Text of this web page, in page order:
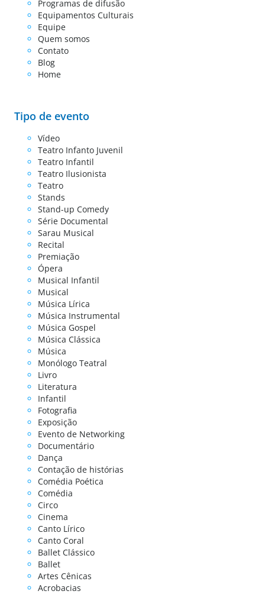
Programas de difusão
Equipamentos Culturais
Equipe
Quem somos
Contato
Blog
Home
Tipo de evento
Vídeo
Teatro Infanto Juvenil
Teatro Infantil
Teatro Ilusionista
Teatro
Stands
Stand-up Comedy
Série Documental
Sarau Musical
Recital
Premiação
Ópera
Musical Infantil
Musical
Música Lírica
Música Instrumental
Música Gospel
Música Clássica
Música
Monólogo Teatral
Livro
Literatura
Infantil
Fotografia
Exposição
Evento de Networking
Documentário
Dança
Contação de histórias
Comédia Poética
Comédia
Circo
Cinema
Canto Lírico
Canto Coral
Ballet Clássico
Ballet
Artes Cênicas
Acrobacias